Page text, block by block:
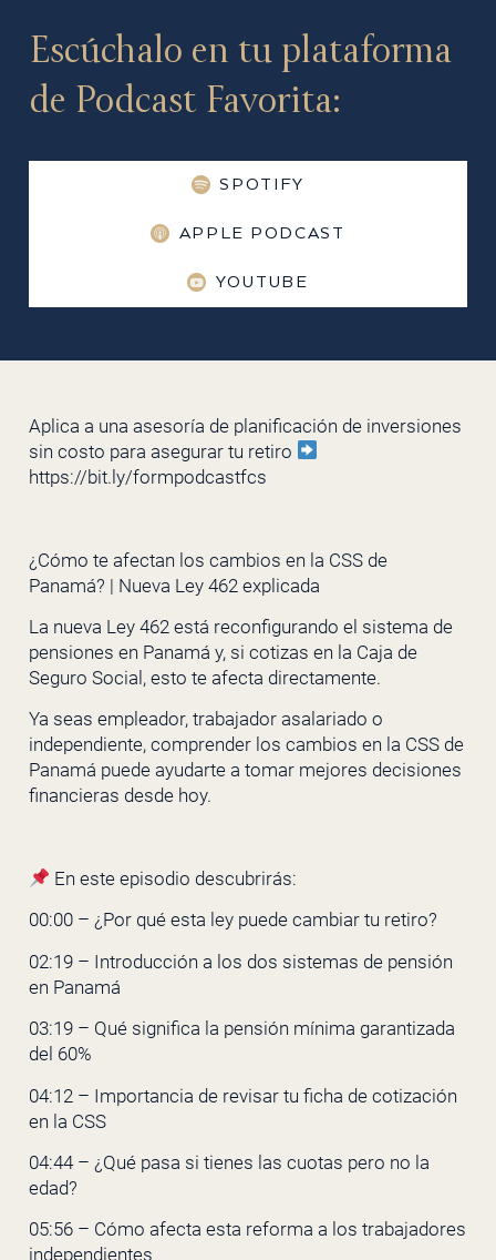
Escúchalo en tu plataforma
de Podcast Favorita:
SPOTIFY
APPLE PODCAST
YOUTUBE
Aplica a una asesoría de planificación de inversiones
sin costo para asegurar tu retiro
https://bit.ly/formpodcastfcs
¿Cómo te afectan los cambios en la CSS de
Panamá? | Nueva Ley 462 explicada
La nueva Ley 462 está reconfigurando el sistema de
pensiones en Panamá y, si cotizas en la Caja de
Seguro Social, esto te afecta directamente.
Ya seas empleador, trabajador asalariado o
independiente, comprender los cambios en la CSS de
Panamá puede ayudarte a tomar mejores decisiones
financieras desde hoy.
En este episodio descubrirás:
00:00 – ¿Por qué esta ley puede cambiar tu retiro?
02:19 – Introducción a los dos sistemas de pensión
en Panamá
03:19 – Qué significa la pensión mínima garantizada
del 60%
04:12 – Importancia de revisar tu ficha de cotización
en la CSS
04:44 – ¿Qué pasa si tienes las cuotas pero no la
edad?
05:56 – Cómo afecta esta reforma a los trabajadores
independientes